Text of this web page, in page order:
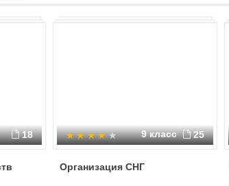
18 9 класс 25
Организация СНГ